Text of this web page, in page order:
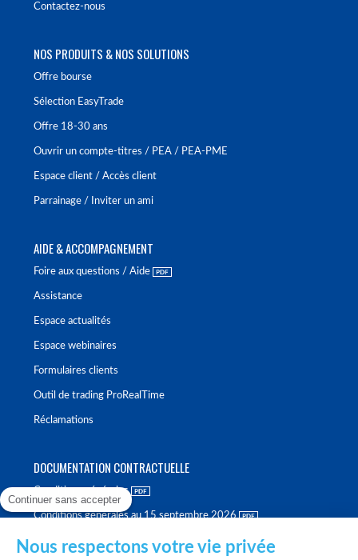
Contactez-nous
NOS PRODUITS & NOS SOLUTIONS
Offre bourse
Sélection EasyTrade
Offre 18-30 ans
Ouvrir un compte-titres / PEA / PEA-PME
Espace client / Accès client
Parrainage / Inviter un ami
AIDE & ACCOMPAGNEMENT
Foire aux questions / Aide
Assistance
Espace actualités
Espace webinaires
Formulaires clients
Outil de trading ProRealTime
Réclamations
DOCUMENTATION CONTRACTUELLE
Conditions générales
Conditions générales au 15 septembre 2026
Continuer sans accepter
Nous respectons votre vie privée